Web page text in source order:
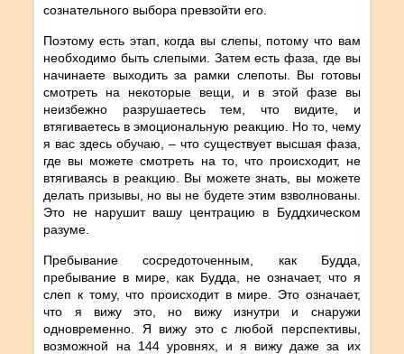
сознательного выбора превзойти его.
Поэтому есть этап, когда вы слепы, потому что вам
необходимо быть слепыми. Затем есть фаза, где вы
начинаете выходить за рамки слепоты. Вы готовы
смотреть на некоторые вещи, и в этой фазе вы
неизбежно разрушаетесь тем, что видите, и
втягиваетесь в эмоциональную реакцию. Но то, чему
я вас здесь обучаю, – что существует высшая фаза,
где вы можете смотреть на то, что происходит, не
втягиваясь в реакцию. Вы можете знать, вы можете
делать призывы, но вы не будете этим взволнованы.
Это не нарушит вашу центрацию в Буддхическом
разуме.
Пребывание сосредоточенным, как Будда,
пребывание в мире, как Будда, не означает, что я
слеп к тому, что происходит в мире. Это означает,
что я вижу это, но вижу изнутри и снаружи
одновременно. Я вижу это с любой перспективы,
возможной на 144 уровнях, и я вижу даже за их